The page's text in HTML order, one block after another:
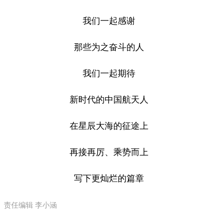
我们一起感谢
那些为之奋斗的人
我们一起期待
新时代的中国航天人
在星辰大海的征途上
再接再厉、乘势而上
写下更灿烂的篇章
责任编辑 李小涵